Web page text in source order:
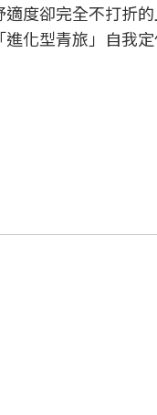
度卻完全不打折
化型青旅」自我